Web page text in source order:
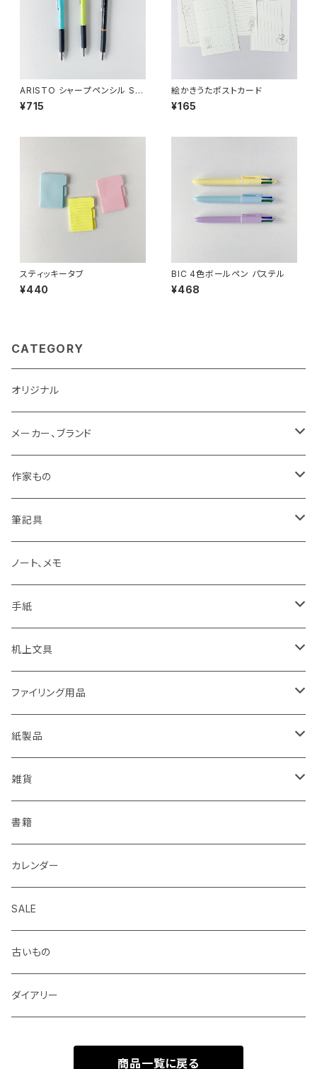
ARISTO シャープペンシル ST
UDIO
¥715
絵かきうたポストカード
¥165
スティッキータブ
¥440
BIC 4色ボールペン パステル
¥468
CATEGORY
オリジナル
メーカー、ブランド
LAMY
Pelikan
KAWEKO
LYRA
rotling
Laufern
EISEN
KOHINOOR
Helix
BIC
centropen
AUTOPOINT
PARKER
作家もの
オギハラナミ
Noritake
カキノジン
フジワラリツ
kanaexpress
久奈屋
はらぺこめがね
ALASKA BUNGU
ノラヤ
杉本ふみ
みやしたゆみ
池田久美子
筆記具
鉛筆まわり
ボールペン
カラーペン
シャープペンシル、芯ホルダー
万年筆
色鉛筆、クレヨン
ノート、メモ
手紙
ポストカード
ミニカード
便箋、一筆箋
封筒、ポチ袋
机上文具
糊、テープ、テープカッター
ハンコ、スタンプ、スタンプ台
ハサミ、カッター、カッティングマット
修正液、修正テープ
パンチ、ステープラー
定規、テンプレート
クリップ、割ピン、画鋲、輪ゴム、状差し
消しゴム
ファイリング用品
クリップボード
ファイル、カルトン
スクラップブック、アルバム
紙製品
伝票、領収書、納品書
メモカード、ラベルブック
マスキングテープ
付箋、シール
包装紙、紙袋
チケット、マッチラベル、切手
雑貨
ペンケース、お財布、ポーチ、カードケース
ブックカバー、栞、ブックスタンド
バッグ
バッジ、ブローチ、キーホルダー
ハンカチ、手ぬぐい
書籍
カレンダー
SALE
古いもの
ダイアリー
商品一覧に戻る